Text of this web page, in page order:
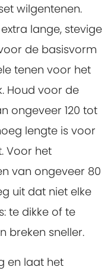
wilgentenen.
lange, stevige
de basisvorm
tenen voor het
Houd voor de
ongeveer 120 tot
lengte is voor
Voor het
van ongeveer 80
uit dat niet elke
te dikke of te
breken sneller.
en laat het